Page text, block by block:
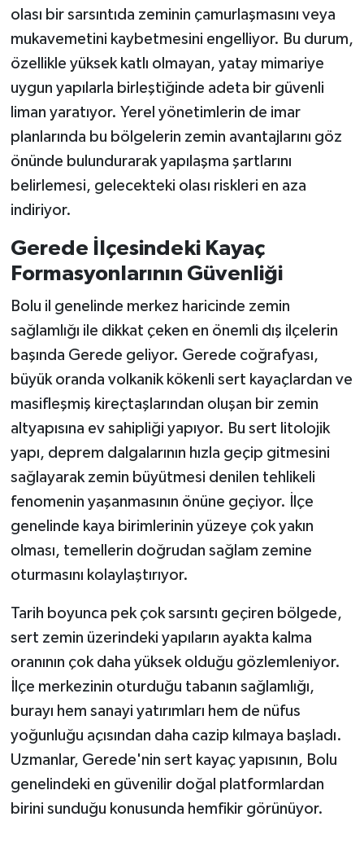
olası bir sarsıntıda zeminin çamurlaşmasını veya
mukavemetini kaybetmesini engelliyor. Bu durum,
özellikle yüksek katlı olmayan, yatay mimariye
uygun yapılarla birleştiğinde adeta bir güvenli
liman yaratıyor. Yerel yönetimlerin de imar
planlarında bu bölgelerin zemin avantajlarını göz
önünde bulundurarak yapılaşma şartlarını
belirlemesi, gelecekteki olası riskleri en aza
indiriyor.
Gerede İlçesindeki Kayaç
Formasyonlarının Güvenliği
Bolu il genelinde merkez haricinde zemin
sağlamlığı ile dikkat çeken en önemli dış ilçelerin
başında Gerede geliyor. Gerede coğrafyası,
büyük oranda volkanik kökenli sert kayaçlardan ve
masifleşmiş kireçtaşlarından oluşan bir zemin
altyapısına ev sahipliği yapıyor. Bu sert litolojik
yapı, deprem dalgalarının hızla geçip gitmesini
sağlayarak zemin büyütmesi denilen tehlikeli
fenomenin yaşanmasının önüne geçiyor. İlçe
genelinde kaya birimlerinin yüzeye çok yakın
olması, temellerin doğrudan sağlam zemine
oturmasını kolaylaştırıyor.
Tarih boyunca pek çok sarsıntı geçiren bölgede,
sert zemin üzerindeki yapıların ayakta kalma
oranının çok daha yüksek olduğu gözlemleniyor.
İlçe merkezinin oturduğu tabanın sağlamlığı,
burayı hem sanayi yatırımları hem de nüfus
yoğunluğu açısından daha cazip kılmaya başladı.
Uzmanlar, Gerede'nin sert kayaç yapısının, Bolu
genelindeki en güvenilir doğal platformlardan
birini sunduğu konusunda hemfikir görünüyor.